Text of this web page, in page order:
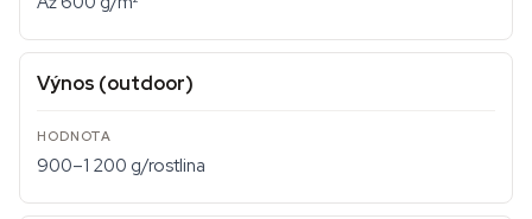
Výnos (outdoor)
900–1 200 g/rostlina